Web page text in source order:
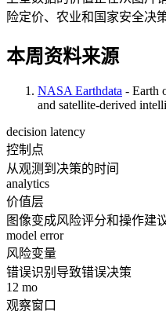
险定价、农业和国家安全决策
本周资料来源
NASA Earthdata - Earth
and satellite-derived
decision latency
控制点
从观测到决策的时间
analytics
价值层
图像变成风险评分和操作建
model error
风险变量
错误识别导致错误决策
12 mo
观察窗口